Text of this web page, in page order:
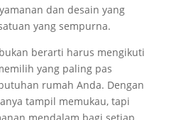
dan desain yang
yang sempurna.
berarti harus mengikuti
yang paling pas
rumah Anda. Dengan
tampil memukau, tapi